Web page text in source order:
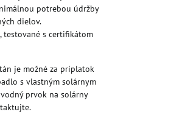
potrebou údržby
dielov.
testované s certifikátom
je možné za príplatok
s vlastným solárnym
prvok na solárny